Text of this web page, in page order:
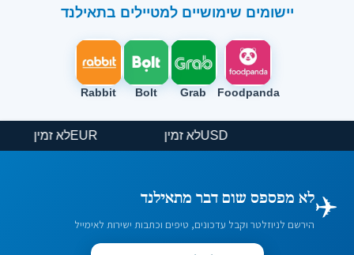
יישומים שימושיים למטיילים בתאילנד
Foodpanda
Grab
Bolt
Rabbit
USD לא זמין EUR לא זמין
✈️לא מפספס שום דבר מתאילנד
הירשם לניוזלטר וקבל עדכונים, טיפים וכתבות ישירות לאימייל